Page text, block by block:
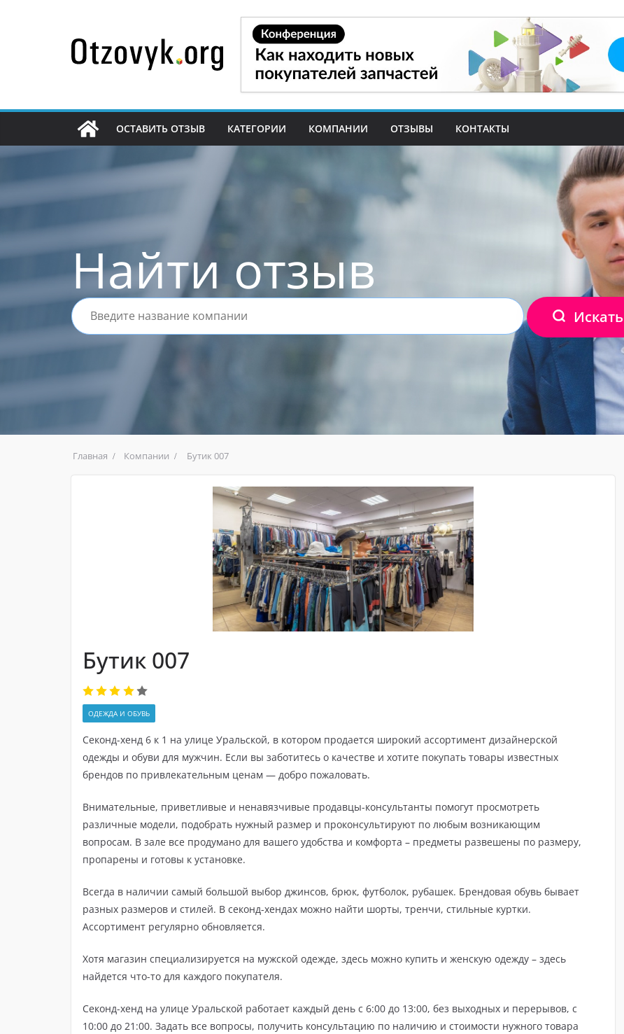
содержимому
ОСТАВИТЬ ОТЗЫВ КАТЕГОРИИ КОМПАНИИ ОТЗЫВЫ КОНТАКТЫ
Найти отзыв
Искать
Главная Компании Бутик 007
Бутик 007
ОДЕЖДА И ОБУВЬ
Секонд-хенд 6 к 1 на улице Уральской, в котором продается широкий ассортимент дизайнерской
одежды и обуви для мужчин. Если вы заботитесь о качестве и хотите покупать товары известных
брендов по привлекательным ценам — добро пожаловать.
Внимательные, приветливые и ненавязчивые продавцы-консультанты помогут просмотреть
различные модели, подобрать нужный размер и проконсультируют по любым возникающим
вопросам. В зале все продумано для вашего удобства и комфорта – предметы развешены по размеру,
пропарены и готовы к установке.
Всегда в наличии самый большой выбор джинсов, брюк, футболок, рубашек. Брендовая обувь бывает
разных размеров и стилей. В секонд-хендах можно найти шорты, тренчи, стильные куртки.
Ассортимент регулярно обновляется.
Хотя магазин специализируется на мужской одежде, здесь можно купить и женскую одежду – здесь
найдется что-то для каждого покупателя.
Секонд-хенд на улице Уральской работает каждый день с 6:00 до 13:00, без выходных и перерывов, с
10:00 до 21:00. Задать все вопросы, получить консультацию по наличию и стоимости нужного товара